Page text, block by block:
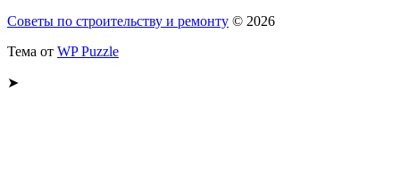
Советы по строительству и ремонту © 2026
Тема от WP Puzzle
➤